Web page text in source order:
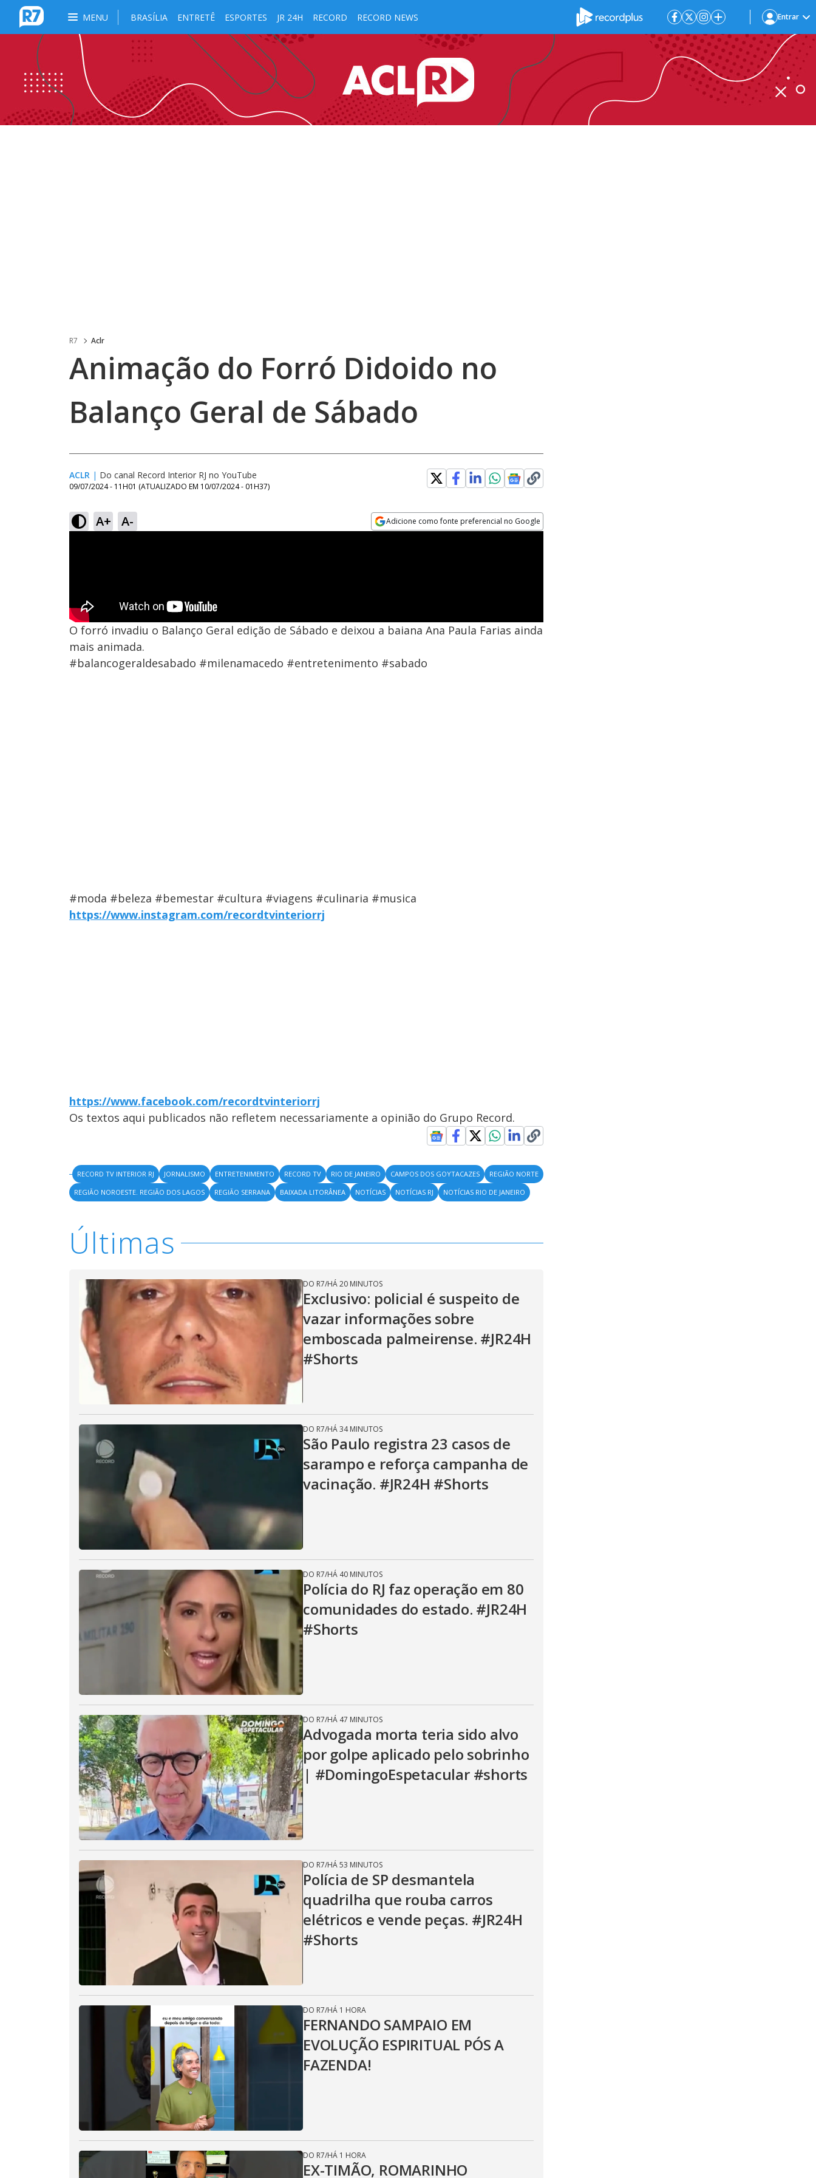
MENU BRASÍLIA ENTRETÊ ESPORTES JR 24H RECORD RECORD NEWS Entrar
R7 Aclr
Animação do Forró Didoido no
Balanço Geral de Sábado
ACLR | Do canal Record Interior RJ no YouTube
09/07/2024 - 11H01 (ATUALIZADO EM 10/07/2024 - 01H37)
A+ A- Adicione como fonte preferencial no Google
O forró invadiu o Balanço Geral edição de Sábado e deixou a baiana Ana Paula Farias ainda
mais animada.
#balancogeraldesabado #milenamacedo #entretenimento #sabado
#moda #beleza #bemestar #cultura #viagens #culinaria #musica
https://www.instagram.com/recordtvinteriorrj
https://www.facebook.com/recordtvinteriorrj
Os textos aqui publicados não refletem necessariamente a opinião do Grupo Record.
RECORD TV INTERIOR RJ JORNALISMO ENTRETENIMENTO RECORD TV RIO DE JANEIRO CAMPOS DOS GOYTACAZES
REGIÃO NORTE
REGIÃO NOROESTE. REGIÃO DOS LAGOS
REGIÃO SERRANA BAIXADA LITORÂNEA NOTÍCIAS NOTÍCIAS RJ NOTÍCIAS RIO DE JANEIRO
Últimas
DO R7/HÁ 20 MINUTOS
Exclusivo: policial é suspeito de
vazar informações sobre
emboscada palmeirense. #JR24H
#Shorts
DO R7/HÁ 34 MINUTOS
São Paulo registra 23 casos de
sarampo e reforça campanha de
vacinação. #JR24H #Shorts
DO R7/HÁ 40 MINUTOS
Polícia do RJ faz operação em 80
comunidades do estado. #JR24H
#Shorts
DO R7/HÁ 47 MINUTOS
Advogada morta teria sido alvo
por golpe aplicado pelo sobrinho
| #DomingoEspetacular #shorts
DO R7/HÁ 53 MINUTOS
Polícia de SP desmantela
quadrilha que rouba carros
elétricos e vende peças. #JR24H
#Shorts
DO R7/HÁ 1 HORA
FERNANDO SAMPAIO EM
EVOLUÇÃO ESPIRITUAL PÓS A
FAZENDA!
DO R7/HÁ 1 HORA
EX-TIMÃO, ROMARINHO